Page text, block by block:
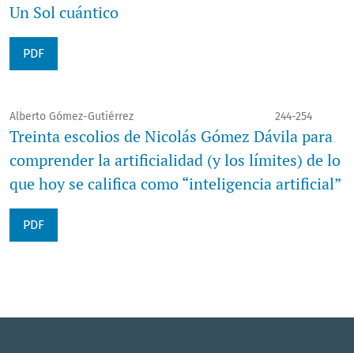
Un Sol cuántico
PDF
Alberto Gómez-Gutiérrez 244-254
Treinta escolios de Nicolás Gómez Dávila para
comprender la artificialidad (y los límites) de lo
que hoy se califica como “inteligencia artificial”
PDF